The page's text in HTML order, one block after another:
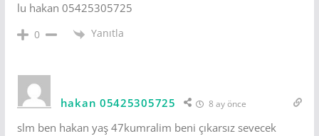
lu hakan 05425305725
0 Yanıtla
hakan 05425305725 8 ay önce
slm ben hakan yaş 47kumralim beni çıkarsız sevecek